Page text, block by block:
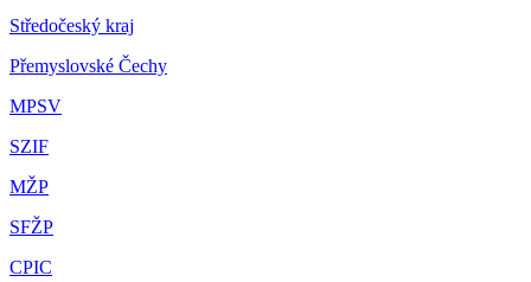
Středočeský kraj
Přemyslovské Čechy
MPSV
SZIF
MŽP
SFŽP
CPIC